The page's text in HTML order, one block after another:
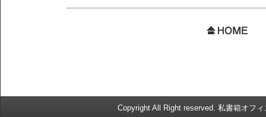
Copyright All Right reserved. 私書箱オフ